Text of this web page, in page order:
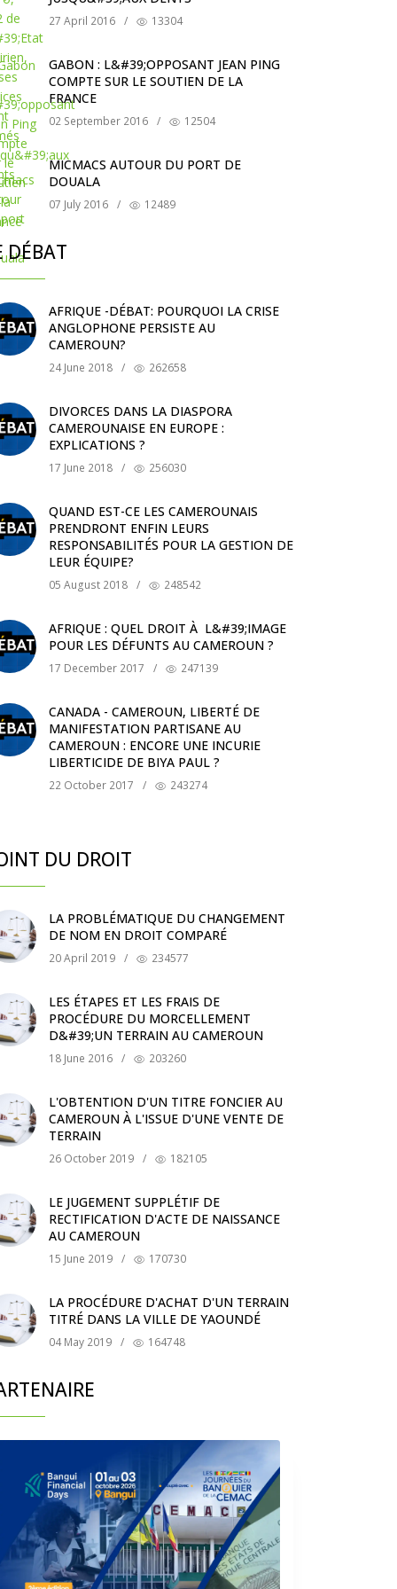
27 April 2016 / 13304
GABON : L&#39;OPPOSANT JEAN PING
COMPTE SUR LE SOUTIEN DE LA
FRANCE
02 September 2016 / 12504
MICMACS AUTOUR DU PORT DE
DOUALA
07 July 2016 / 12489
DÉBAT
AFRIQUE -DÉBAT: POURQUOI LA CRISE
ANGLOPHONE PERSISTE AU
CAMEROUN?
24 June 2018 / 262658
DIVORCES DANS LA DIASPORA
CAMEROUNAISE EN EUROPE :
EXPLICATIONS ?
17 June 2018 / 256030
QUAND EST-CE LES CAMEROUNAIS
PRENDRONT ENFIN LEURS
RESPONSABILITÉS POUR LA GESTION DE
LEUR ÉQUIPE?
05 August 2018 / 248542
AFRIQUE : QUEL DROIT À L&#39;IMAGE
POUR LES DÉFUNTS AU CAMEROUN ?
17 December 2017 / 247139
CANADA - CAMEROUN, LIBERTÉ DE
MANIFESTATION PARTISANE AU
CAMEROUN : ENCORE UNE INCURIE
LIBERTICIDE DE BIYA PAUL ?
22 October 2017 / 243274
DU DROIT
LA PROBLÉMATIQUE DU CHANGEMENT
DE NOM EN DROIT COMPARÉ
20 April 2019 / 234577
LES ÉTAPES ET LES FRAIS DE
PROCÉDURE DU MORCELLEMENT
D&#39;UN TERRAIN AU CAMEROUN
18 June 2016 / 203260
L'OBTENTION D'UN TITRE FONCIER AU
CAMEROUN À L'ISSUE D'UNE VENTE DE
TERRAIN
26 October 2019 / 182105
LE JUGEMENT SUPPLÉTIF DE
RECTIFICATION D'ACTE DE NAISSANCE
AU CAMEROUN
15 June 2019 / 170730
LA PROCÉDURE D'ACHAT D'UN TERRAIN
TITRÉ DANS LA VILLE DE YAOUNDÉ
04 May 2019 / 164748